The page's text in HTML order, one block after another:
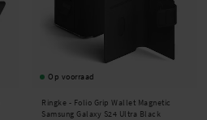
Op voorraad
Ringke - Folio Grip Wallet Magnetic
Samsung Galaxy S24 Ultra Black